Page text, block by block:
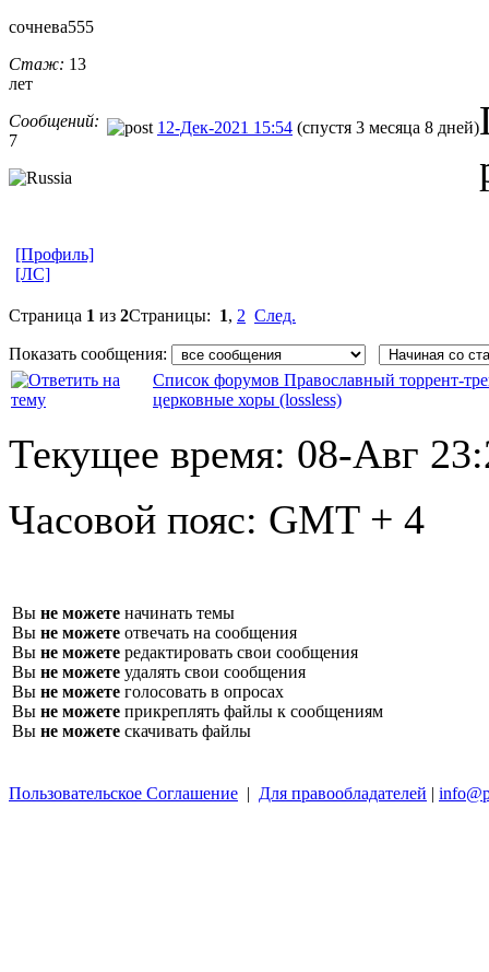
сочнева555
Стаж: 13
лет
Сообщений:
7
12-Дек-2021 15:54 (спустя 3 месяца 8 дней)
[Профиль]
[ЛС]
Страница 1 из 2Страницы: 1, 2 След.
Показать сообщения:
Список форумов Православный торрент-
церковные хоры (lossless)
Текущее время: 08-Авг
Часовой пояс: GMT + 4
Вы не можете начинать темы
Вы не можете отвечать на сообщения
Вы не можете редактировать свои сообщения
Вы не можете удалять свои сообщения
Вы не можете голосовать в опросах
Вы не можете прикреплять файлы к сообщениям
Вы не можете скачивать файлы
Пользовательское Соглашение | Для правообладателей |